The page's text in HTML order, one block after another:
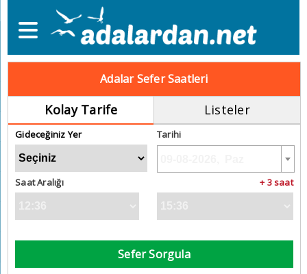
Adalar Sefer Saatleri
Kolay Tarife Listeler
Gideceğiniz Yer Tarihi
Saat Aralığı + 3 saat
Sefer Sorgula